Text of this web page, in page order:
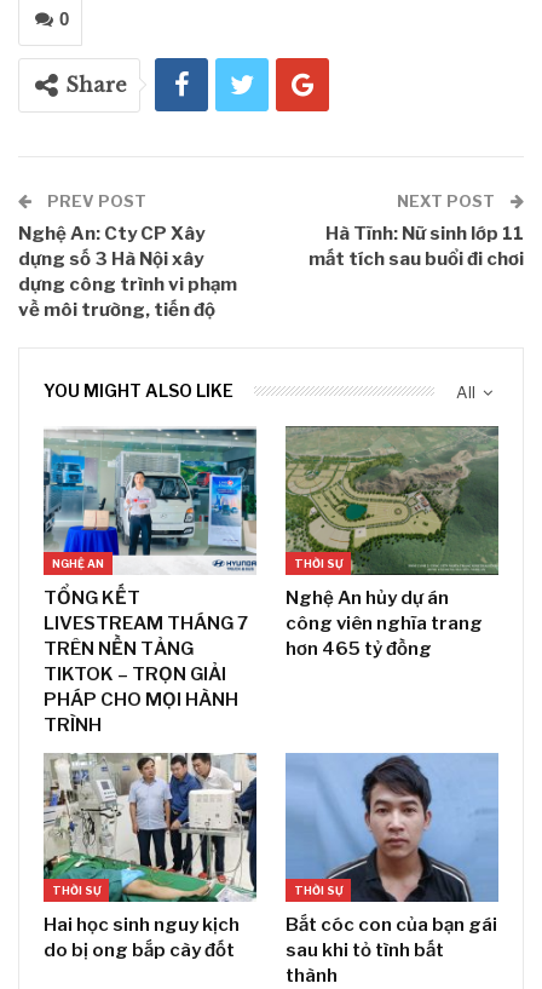
0
Share
PREV POST
Nghệ An: Cty CP Xây
dựng số 3 Hà Nội xây
dựng công trình vi phạm
về môi trường, tiến độ
NEXT POST
Hà Tĩnh: Nữ sinh lớp 11
mất tích sau buổi đi chơi
All
YOU MIGHT ALSO LIKE
NGHỆ AN
TỔNG KẾT
LIVESTREAM THÁNG 7
TRÊN NỀN TẢNG
TIKTOK – TRỌN GIẢI
PHÁP CHO MỌI HÀNH
TRÌNH
THỜI SỰ
Nghệ An hủy dự án
công viên nghĩa trang
hơn 465 tỷ đồng
THỜI SỰ
Hai học sinh nguy kịch
do bị ong bắp cày đốt
THỜI SỰ
Bắt cóc con của bạn gái
sau khi tỏ tình bất
thành